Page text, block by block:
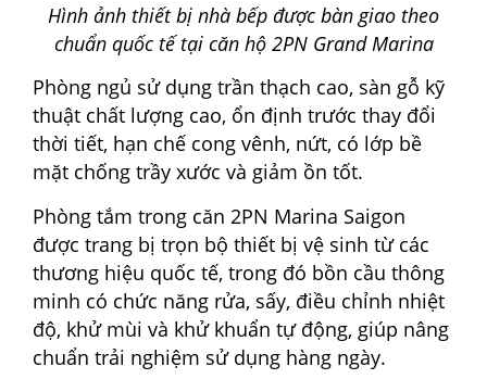
Hình ảnh thiết bị nhà bếp được bàn giao theo
chuẩn quốc tế tại căn hộ 2PN Grand Marina
Phòng ngủ sử dụng trần thạch cao, sàn gỗ kỹ
thuật chất lượng cao, ổn định trước thay đổi
thời tiết, hạn chế cong vênh, nứt, có lớp bề
mặt chống trầy xước và giảm ồn tốt.
Phòng tắm trong căn 2PN Marina Saigon
được trang bị trọn bộ thiết bị vệ sinh từ các
thương hiệu quốc tế, trong đó bồn cầu thông
minh có chức năng rửa, sấy, điều chỉnh nhiệt
độ, khử mùi và khử khuẩn tự động, giúp nâng
chuẩn trải nghiệm sử dụng hàng ngày.